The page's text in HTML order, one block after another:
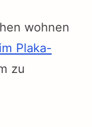
wohnen
Plaka-
zu